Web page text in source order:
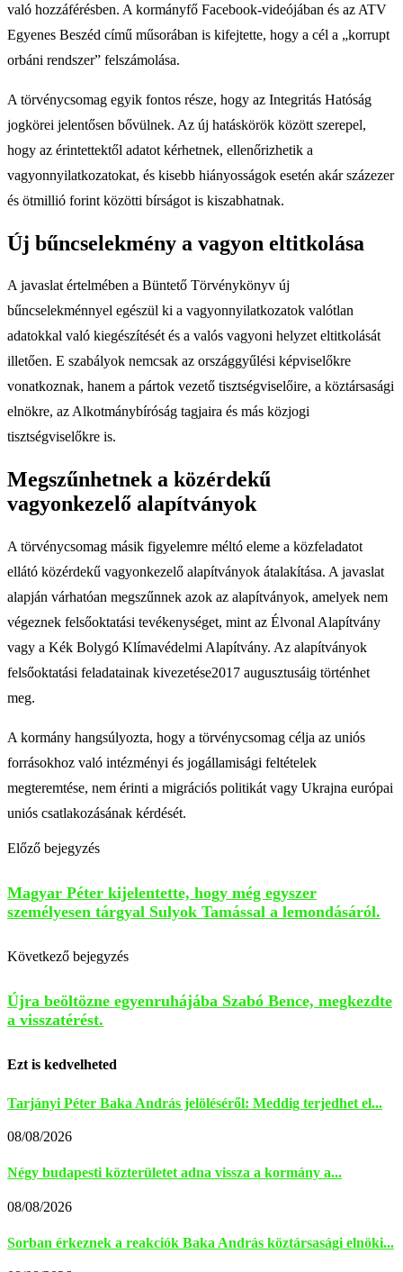
való hozzáférésben. A kormányfő Facebook-videójában és az ATV
Egyenes Beszéd című műsorában is kifejtette, hogy a cél a „korrupt
orbáni rendszer” felszámolása.
A törvénycsomag egyik fontos része, hogy az Integritás Hatóság
jogkörei jelentősen bővülnek. Az új hatáskörök között szerepel,
hogy az érintettektől adatot kérhetnek, ellenőrizhetik a
vagyonnyilatkozatokat, és kisebb hiányosságok esetén akár százezer
és ötmillió forint közötti bírságot is kiszabhatnak.
Új bűncselekmény a vagyon eltitkolása
A javaslat értelmében a Büntető Törvénykönyv új
bűncselekménnyel egészül ki a vagyonnyilatkozatok valótlan
adatokkal való kiegészítését és a valós vagyoni helyzet eltitkolását
illetően. E szabályok nemcsak az országgyűlési képviselőkre
vonatkoznak, hanem a pártok vezető tisztségviselőire, a köztársasági
elnökre, az Alkotmánybíróság tagjaira és más közjogi
tisztségviselőkre is.
Megszűnhetnek a közérdekű
vagyonkezelő alapítványok
A törvénycsomag másik figyelemre méltó eleme a közfeladatot
ellátó közérdekű vagyonkezelő alapítványok átalakítása. A javaslat
alapján várhatóan megszűnnek azok az alapítványok, amelyek nem
végeznek felsőoktatási tevékenységet, mint az Élvonal Alapítvány
vagy a Kék Bolygó Klímavédelmi Alapítvány. Az alapítványok
felsőoktatási feladatainak kivezetése2017 augusztusáig történhet
meg.
A kormány hangsúlyozta, hogy a törvénycsomag célja az uniós
forrásokhoz való intézményi és jogállamisági feltételek
megteremtése, nem érinti a migrációs politikát vagy Ukrajna európai
uniós csatlakozásának kérdését.
Előző bejegyzés
Magyar Péter kijelentette, hogy még egyszer
személyesen tárgyal Sulyok Tamással a lemondásáról.
Következő bejegyzés
Újra beöltözne egyenruhájába Szabó Bence, megkezdte
a visszatérést.
Ezt is kedvelheted
Tarjányi Péter Baka András jelöléséről: Meddig terjedhet el...
08/08/2026
Négy budapesti közterületet adna vissza a kormány a...
08/08/2026
Sorban érkeznek a reakciók Baka András köztársasági elnöki...